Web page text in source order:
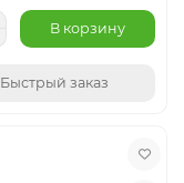
В корзину
Быстрый заказ